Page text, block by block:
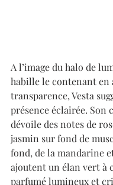
A l’image du halo de
habille le contenant en
transparence, Vesta
présence éclairée. Son
dévoile des notes de
jasmin sur fond de
fond, de la mandarine
ajoutent un élan vert à
parfumé lumineux et